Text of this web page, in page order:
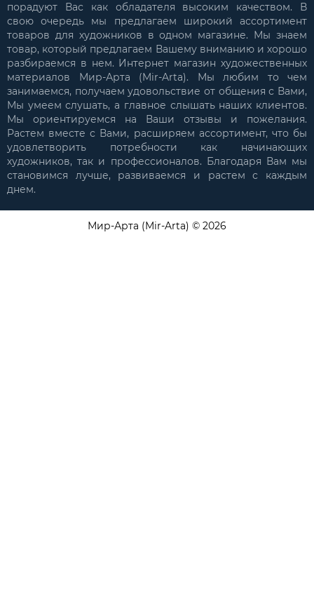
порадуют Вас как обладателя высоким качеством. В
свою очередь мы предлагаем широкий ассортимент
товаров для художников в одном магазине. Мы знаем
товар, который предлагаем Вашему вниманию и хорошо
разбираемся в нем. Интернет магазин художественных
материалов Мир-Арта (Mir-Arta). Мы любим то чем
занимаемся, получаем удовольствие от общения с Вами,
Мы умеем слушать, а главное слышать наших клиентов.
Мы ориентируемся на Ваши отзывы и пожелания.
Растем вместе с Вами, расширяем ассортимент, что бы
удовлетворить потребности как начинающих
художников, так и профессионалов. Благодаря Вам мы
становимся лучше, развиваемся и растем с каждым
днем.
Мир-Арта (Mir-Arta) © 2026